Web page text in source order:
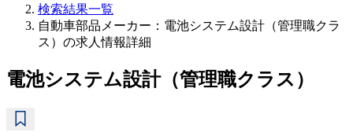
検索結果一覧
自動車部品メーカー：電池システム設計（管理職クラ
ス）の求人情報詳細
電池システム設計（管理職クラス）